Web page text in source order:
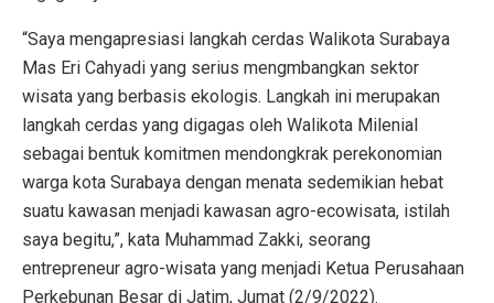
“Saya mengapresiasi langkah cerdas Walikota Surabaya
Mas Eri Cahyadi yang serius mengmbangkan sektor
wisata yang berbasis ekologis. Langkah ini merupakan
langkah cerdas yang digagas oleh Walikota Milenial
sebagai bentuk komitmen mendongkrak perekonomian
warga kota Surabaya dengan menata sedemikian hebat
suatu kawasan menjadi kawasan agro-ecowisata, istilah
saya begitu,”, kata Muhammad Zakki, seorang
entrepreneur agro-wisata yang menjadi Ketua Perusahaan
Perkebunan Besar di Jatim, Jumat (2/9/2022).